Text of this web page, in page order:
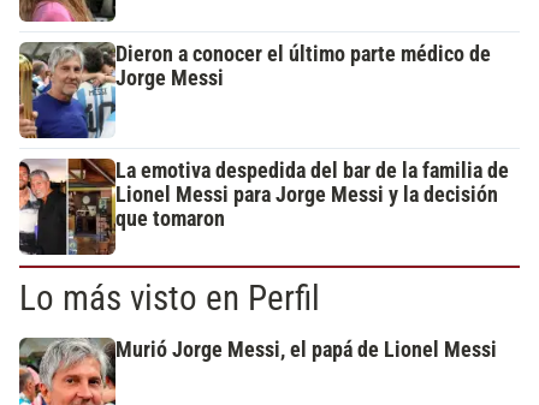
Dieron a conocer el último parte médico de
Jorge Messi
La emotiva despedida del bar de la familia de
Lionel Messi para Jorge Messi y la decisión
que tomaron
Lo más visto en Perfil
Murió Jorge Messi, el papá de Lionel Messi